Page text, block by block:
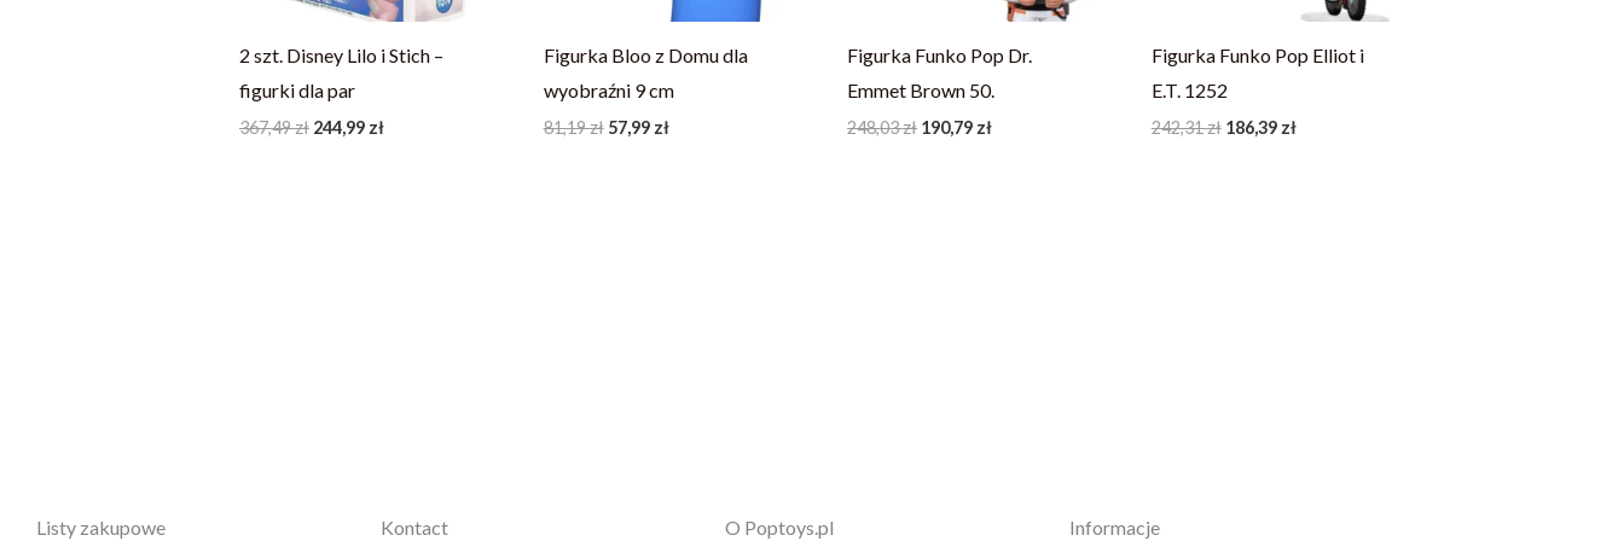
2 szt. Disney Lilo i Stich –
figurki dla par
367,49zł 244,99 zł
Figurka Bloo z Domu dla
wyobraźni 9 cm
81,19zł 57,99 zł
Figurka Funko Pop Dr.
Emmet Brown 50.
248,03zł 190,79 zł
Figurka Funko Pop Elliot i
E.T. 1252
242,31zł 186,39 zł
Listy zakupowe Kontact O Poptoys.pl Informacje